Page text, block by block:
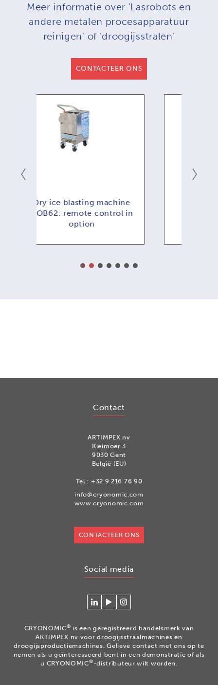
Meer informatie over 'Lasrobots en
andere metalen procesapparatuur
reinigen' of 'droogijsstralen'
CONTACTEER ONS
COB81 - NIEUW !
Contact
ARTIMPEX nv
Kleimoer 3
9030 Gent
België (EU)
Tel.: +32 9 216 76 90
info@cryonomic.com
www.cryonomic.com
CONTACTEER ONS
Social media
Connecteer
Cryonomic
op
Linkedin
Watch
videos
on
the
Cryonomic
Youtube
Volg
Instagram
CRYONOMIC® is een geregistreerd handelsmerk van
ARTIMPEX nv voor droogijsstraalmachines en
droogijsproductiemachines. Gelieve contact met ons op te
nemen als u geïnteresseerd bent in een demonstratie of als
u CRYONOMIC®-distributeur wilt worden.